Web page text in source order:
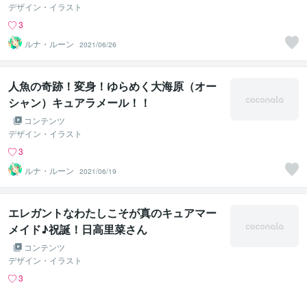
デザイン・イラスト
3
ルナ・ルーン
2021/06/26
人魚の奇跡！変身！ゆらめく大海原（オー
シャン）キュアラメール！！
コンテンツ
デザイン・イラスト
3
ルナ・ルーン
2021/06/19
エレガントなわたしこそが真のキュアマー
メイド♪祝誕！日高里菜さん
コンテンツ
デザイン・イラスト
3